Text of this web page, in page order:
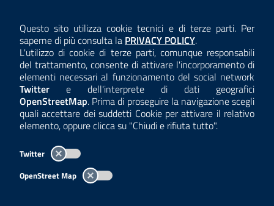
Questo sito utilizza cookie tecnici e di terze parti. Per
saperne di più consulta la Consulta la
PRIVACY POLICY.
L'utilizzo di cookie di terze parti, comunque responsabili
del trattamento, consente di attivare l'incorporamento di
elementi necessari al funzionamento del social network
Twitter e dell'interprete di dati geografici
OpenStreetMap. Prima di proseguire la navigazione scegli
quali accettare dei suddetti Cookie per attivare il relativo
elemento, oppure clicca su "Chiudi e rifiuta tutto".
Twitter
OpenStreet Map
ANTICORRUZIONE
ACCESSIBILITÀ
COOKIE E PRIVACY
TEMI A-Z